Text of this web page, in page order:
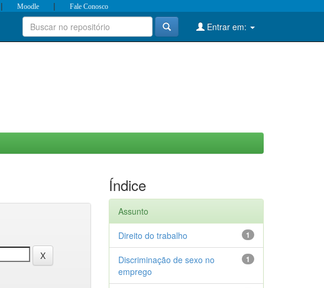
| Moodle | Fale Conosco
Entrar em:
Índice
Assunto
1
Direito do trabalho
1
Discriminação de sexo no
emprego